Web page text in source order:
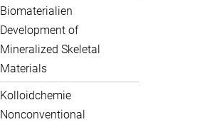
Biomaterialien
Development of
Mineralized Skeletal
Materials
Kolloidchemie
Nonconventional